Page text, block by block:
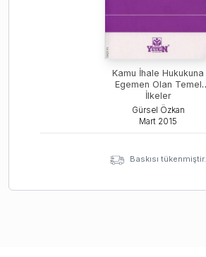
Kamu İhale Hukukuna
Egemen Olan Temel
İlkeler
Gürsel Özkan
Mart 2015
Baskısı tükenmiştir.